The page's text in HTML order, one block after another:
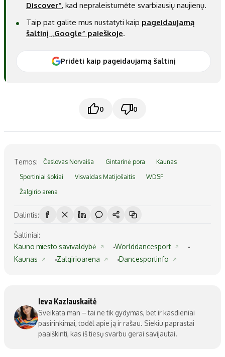
Discover“, kad nepraleistumėte svarbiausių naujienų.
Taip pat galite mus nustatyti kaip pageidaujamą
šaltinį „Google“ paieškoje.
Pridėti kaip pageidaujamą šaltinį
0 0
Temos: Česlovas Norvaiša Gintarinė pora Kaunas
Sportiniai šokiai Visvaldas Matijošaitis WDSF
Žalgirio arena
Dalintis:
Šaltiniai:
Kauno miesto savivaldybė
Worlddancesport
Kaunas
Zalgirioarena Dancesportinfo
Ieva Kazlauskaitė
Sveikata man – tai ne tik gydymas, bet ir kasdieniai
pasirinkimai, todėl apie ją ir rašau. Siekiu paprastai
paaiškinti, kas iš tiesų svarbu gerai savijautai.